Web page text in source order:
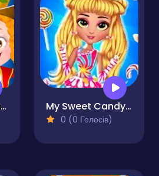
Baby Hazel Annual Day My Sweet Candy Outfits
0 (0 Голосів)